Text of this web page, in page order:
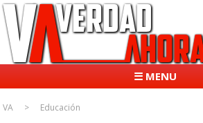
☰ MENU
VA Educación